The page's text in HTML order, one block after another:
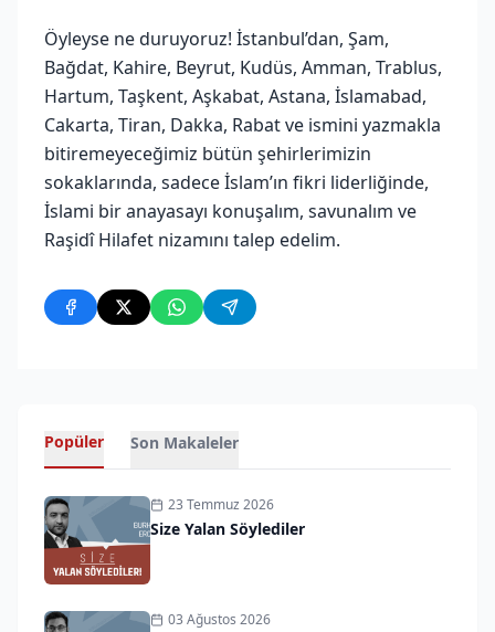
Öyleyse ne duruyoruz! İstanbul’dan, Şam,
Bağdat, Kahire, Beyrut, Kudüs, Amman, Trablus,
Hartum, Taşkent, Aşkabat, Astana, İslamabad,
Cakarta, Tiran, Dakka, Rabat ve ismini yazmakla
bitiremeyeceğimiz bütün şehirlerimizin
sokaklarında, sadece İslam’ın fikri liderliğinde,
İslami bir anayasayı konuşalım, savunalım ve
Raşidî Hilafet nizamını talep edelim.
Popüler Son Makaleler
23 Temmuz 2026
Size Yalan Söylediler
03 Ağustos 2026